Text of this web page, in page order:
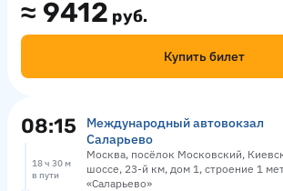
≈ 9412 руб.
Купить билет
08:15
Международный автовокзал
Саларьево
Москва, посёлок Московский,
шоссе, 23-й км, дом 1, строение 1
«Саларьево»
18 ч 30 м
в пути